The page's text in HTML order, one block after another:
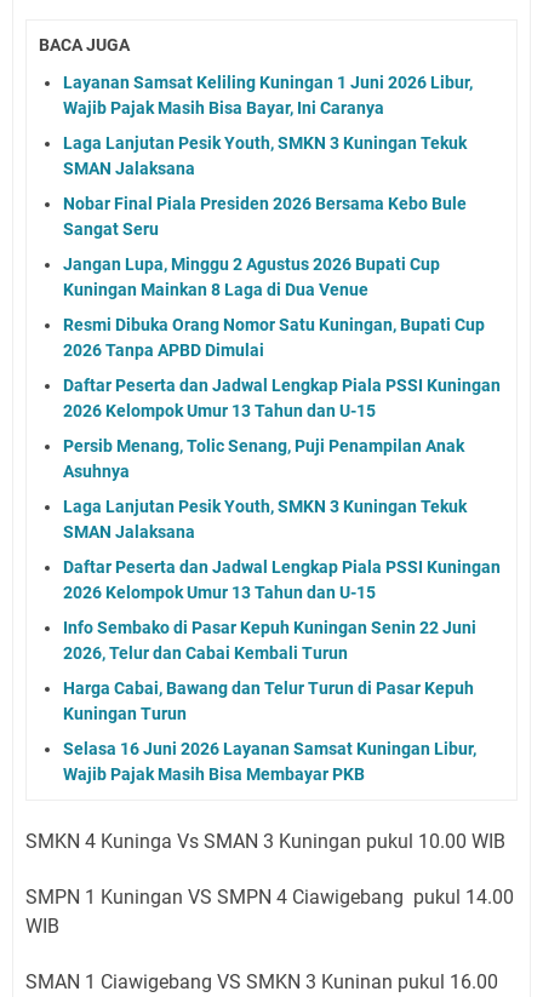
BACA JUGA
Layanan Samsat Keliling Kuningan 1 Juni 2026 Libur,
Wajib Pajak Masih Bisa Bayar, Ini Caranya
Laga Lanjutan Pesik Youth, SMKN 3 Kuningan Tekuk
SMAN Jalaksana
Nobar Final Piala Presiden 2026 Bersama Kebo Bule
Sangat Seru
Jangan Lupa, Minggu 2 Agustus 2026 Bupati Cup
Kuningan Mainkan 8 Laga di Dua Venue
Resmi Dibuka Orang Nomor Satu Kuningan, Bupati Cup
2026 Tanpa APBD Dimulai
Daftar Peserta dan Jadwal Lengkap Piala PSSI Kuningan
2026 Kelompok Umur 13 Tahun dan U-15
Persib Menang, Tolic Senang, Puji Penampilan Anak
Asuhnya
Laga Lanjutan Pesik Youth, SMKN 3 Kuningan Tekuk
SMAN Jalaksana
Daftar Peserta dan Jadwal Lengkap Piala PSSI Kuningan
2026 Kelompok Umur 13 Tahun dan U-15
Info Sembako di Pasar Kepuh Kuningan Senin 22 Juni
2026, Telur dan Cabai Kembali Turun
Harga Cabai, Bawang dan Telur Turun di Pasar Kepuh
Kuningan Turun
Selasa 16 Juni 2026 Layanan Samsat Kuningan Libur,
Wajib Pajak Masih Bisa Membayar PKB
SMKN 4 Kuninga Vs SMAN 3 Kuningan pukul 10.00 WIB
SMPN 1 Kuningan VS SMPN 4 Ciawigebang pukul 14.00
WIB
SMAN 1 Ciawigebang VS SMKN 3 Kuninan pukul 16.00